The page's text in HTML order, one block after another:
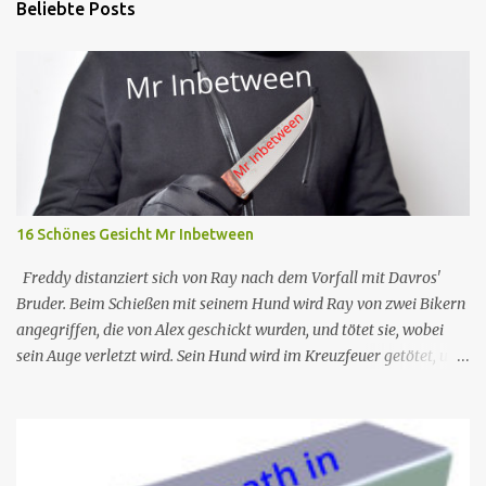
Beliebte Posts
16 Schönes Gesicht Mr Inbetween
Freddy distanziert sich von Ray nach dem Vorfall mit Davros'
Bruder. Beim Schießen mit seinem Hund wird Ray von zwei Bikern
angegriffen, die von Alex geschickt wurden, und tötet sie, wobei
sein Auge verletzt wird. Sein Hund wird im Kreuzfeuer getötet, und
hat. Nr. (ges.) 16 Deutscher Titel Schönes Gesicht Serie Mr
Inbetween Staffel 2 Nr. (St.) 10 Original­titel Nice Face Regie Nash